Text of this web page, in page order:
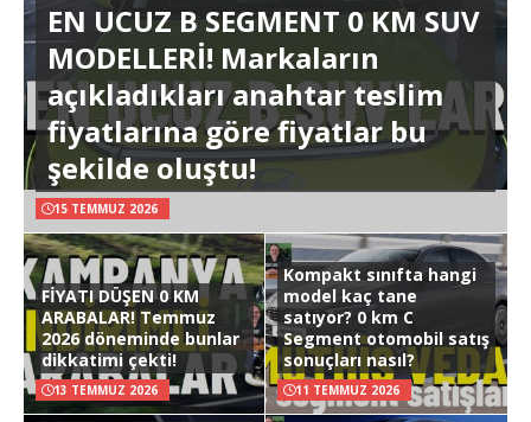
EN UCUZ B SEGMENT 0 KM SUV
MODELLERİ! Markaların
açıkladıkları anahtar teslim
fiyatlarına göre fiyatlar bu
şekilde oluştu!
15 TEMMUZ 2026
FİYATI DÜŞEN 0 KM
ARABALAR! Temmuz
2026 döneminde bunlar
dikkatimi çekti!
13 TEMMUZ 2026
Kompakt sınıfta hangi
model kaç tane
satıyor? 0 km C
Segment otomobil satış
sonuçları nasıl?
11 TEMMUZ 2026